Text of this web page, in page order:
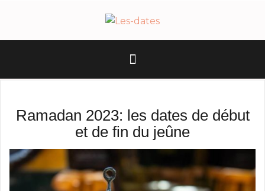
a
Ramadan 2023: les dates de début
et de fin du jeûne